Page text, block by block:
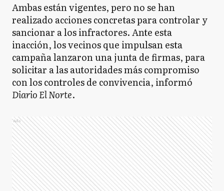
Ambas están vigentes, pero no se han
realizado acciones concretas para controlar y
sancionar a los infractores. Ante esta
inacción, los vecinos que impulsan esta
campaña lanzaron una junta de firmas, para
solicitar a las autoridades más compromiso
con los controles de convivencia, informó
Diario El Norte.
Ads